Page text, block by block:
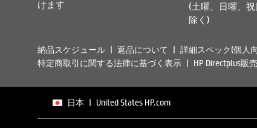
けます
(土曜、日曜、
除く)
納品スケジュール 返品について 詳細スペック(個人
特定商取引に関する法律に基づく表示
HP Directplus販
日本 | United States HP.com